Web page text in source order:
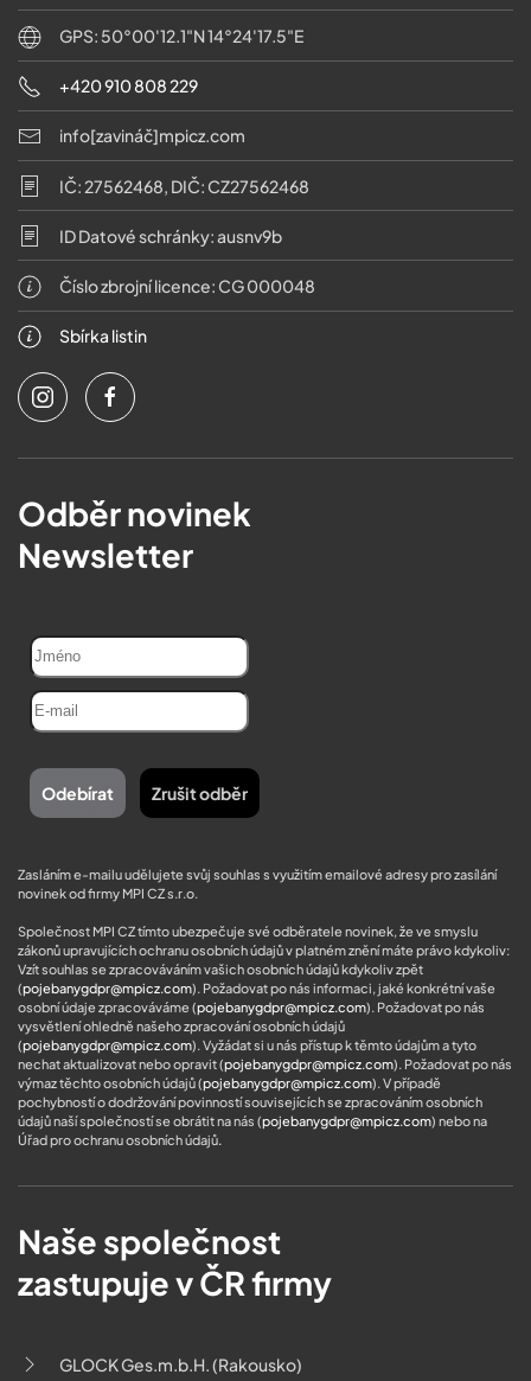
GPS: 50°00'12.1"N 14°24'17.5"E
+420 910 808 229
info[zavináč]mpicz.com
IČ: 27562468, DIČ: CZ27562468
ID Datové schránky: ausnv9b
Číslo zbrojní licence: CG 000048
Sbírka listin
Odběr novinek
Newsletter
Zasláním e-mailu udělujete svůj souhlas s využitím emailové adresy pro zasílání
novinek od firmy MPI CZ s.r.o.
Společnost MPI CZ tímto ubezpečuje své odběratele novinek, že ve smyslu
zákonů upravujících ochranu osobních údajů v platném znění máte právo kdykoliv:
Vzít souhlas se zpracováváním vašich osobních údajů kdykoliv zpět
(pojebanygdpr@mpicz.com). Požadovat po nás informaci, jaké konkrétní vaše
osobní údaje zpracováváme (pojebanygdpr@mpicz.com). Požadovat po nás
vysvětlení ohledně našeho zpracování osobních údajů
(pojebanygdpr@mpicz.com). Vyžádat si u nás přístup k těmto údajům a tyto
nechat aktualizovat nebo opravit (pojebanygdpr@mpicz.com). Požadovat po nás
výmaz těchto osobních údajů (pojebanygdpr@mpicz.com). V případě
pochybností o dodržování povinností souvisejících se zpracováním osobních
údajů naší společností se obrátit na nás (pojebanygdpr@mpicz.com) nebo na
Úřad pro ochranu osobních údajů.
Naše společnost
zastupuje v ČR firmy
GLOCK Ges.m.b.H. (Rakousko)